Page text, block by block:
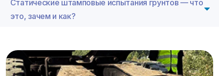
Статические штамповые испытания грунтов — что
это, зачем и как?